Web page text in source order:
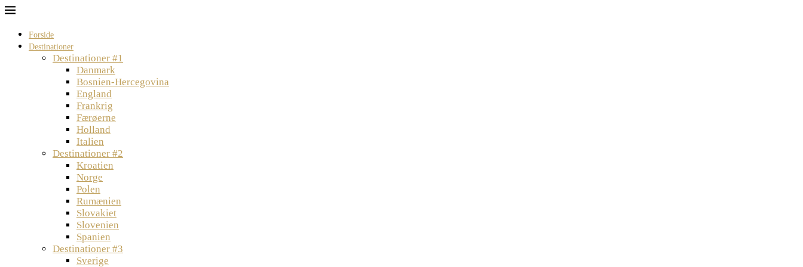
Forside
Destinationer
Destinationer #1
Danmark
Bosnien-Hercegovina
England
Frankrig
Færøerne
Holland
Italien
Destinationer #2
Kroatien
Norge
Polen
Rumænien
Slovakiet
Slovenien
Spanien
Destinationer #3
Sverige